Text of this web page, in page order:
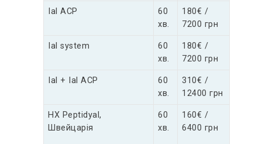
Ial ACP
60
хв.
180€ /
7200 грн
Ial system
60
хв.
180€ /
7200 грн
Ial + Ial ACP
60
хв.
310€ /
12400 грн
HX Peptidyal,
Швейцарія
60
хв.
160€ /
6400 грн